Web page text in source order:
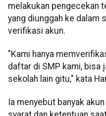
melakukan pengecekan
yang diunggah ke dalam
verifikasi akun.
"Kami hanya
daftar di SMP kami, bisa
sekolah lain gitu," kata
Ia menyebut banyak